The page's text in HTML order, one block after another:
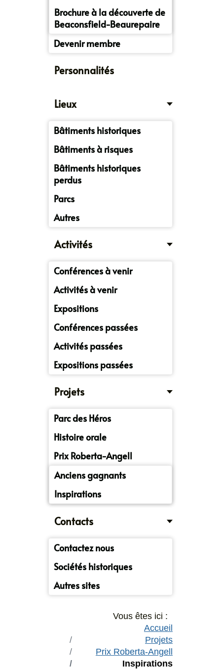
Brochure à la découverte de
Beaconsfield-Beaurepaire
Devenir membre
Personnalités
Lieux
Bâtiments historiques
Bâtiments à risques
Bâtiments historiques
perdus
Parcs
Autres
Activités
Conférences à venir
Activités à venir
Expositions
Conférences passées
Activités passées
Expositions passées
Projets
Parc des Héros
Histoire orale
Prix Roberta-Angell
Anciens gagnants
Inspirations
Contacts
Contactez nous
Sociétés historiques
Autres sites
Vous êtes ici :
Accueil
Projets
Prix Roberta-Angell
Inspirations